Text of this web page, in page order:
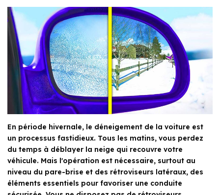
En période hivernale, le déneigement de la voiture est
un processus fastidieux. Tous les matins, vous perdez
du temps à déblayer la neige qui recouvre votre
véhicule. Mais l'opération est nécessaire, surtout au
niveau du pare-brise et des rétroviseurs latéraux, des
éléments essentiels pour favoriser une conduite